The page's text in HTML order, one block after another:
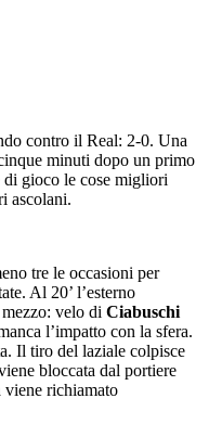
contro il Real: 2-0. Una
minuti dopo un primo
gioco le cose migliori
ascolani.
tre le occasioni per
Al 20’ l’esterno
velo di Ciabuschi
l’impatto con la sfera.
Il tiro del laziale colpisce
bloccata dal portiere
viene richiamato